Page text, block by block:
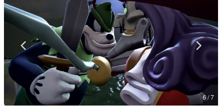
女性向け
アプリレビュー
その他
電ファミニコゲーマーとは？
運営：株式会社マレ
6 / 7